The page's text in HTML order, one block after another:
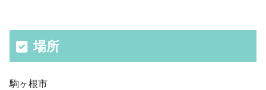
場所
駒ヶ根市